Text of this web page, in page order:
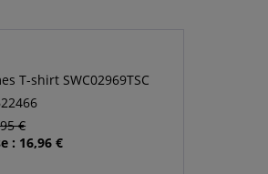
T-shirt SWC02969TSC
€
: 16,96 €